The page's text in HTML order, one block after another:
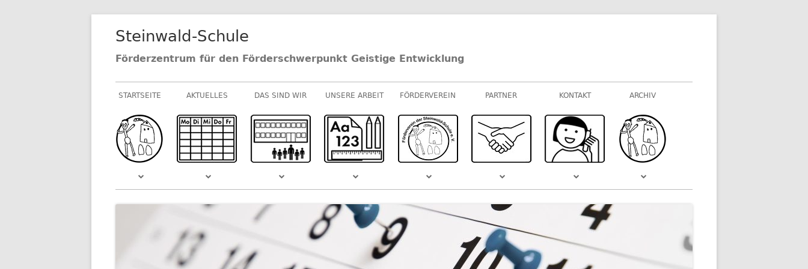
Steinwald-Schule
Förderzentrum für den Förderschwerpunkt Geistige Entwicklung
Primäres
Menü
STARTSEITE AKTUELLES
NEUIGKEITEN AUS DEM
DAS SIND WIR
SCHULVIDEO
UNSERE ARBEIT
M-STUFEN
MUSIK
FÖRDERVEREIN PARTNER
SPONSOREN
KONTAKT ARCHIV